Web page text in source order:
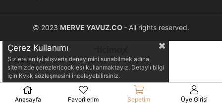
© 2023 MERVE YAVUZ.CO - All rights reserved.
Çerez Kullanımı
Sizlere en iyi alışveriş deneyimini sunabilmek adına
sitemizde çerezler(cookies) kullanmaktayız. Detaylı bilgi
için Kvkk sözleşmesini inceleyebilirsiniz.
Anasayfa Favorilerim Sepetim Üye Girişi